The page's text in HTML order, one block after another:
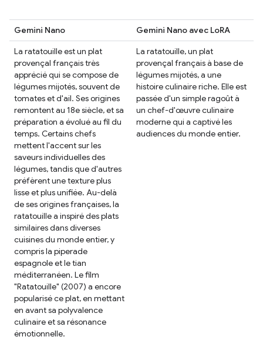
Gemini Nano
Gemini Nano avec LoRA
La ratatouille est un plat
provençal français très
apprécié qui se compose de
légumes mijotés, souvent de
tomates et d'ail. Ses origines
remontent au 18e siècle, et sa
préparation a évolué au fil du
temps. Certains chefs
mettent l'accent sur les
saveurs individuelles des
légumes, tandis que d'autres
préfèrent une texture plus
lisse et plus unifiée. Au-delà
de ses origines françaises, la
ratatouille a inspiré des plats
similaires dans diverses
cuisines du monde entier, y
compris la piperade
espagnole et le tian
méditerranéen. Le film
"Ratatouille" (2007) a encore
popularisé ce plat, en mettant
en avant sa polyvalence
culinaire et sa résonance
émotionnelle.
La ratatouille, un plat
provençal français à base de
légumes mijotés, a une
histoire culinaire riche. Elle est
passée d'un simple ragoût à
un chef-d'œuvre culinaire
moderne qui a captivé les
audiences du monde entier.